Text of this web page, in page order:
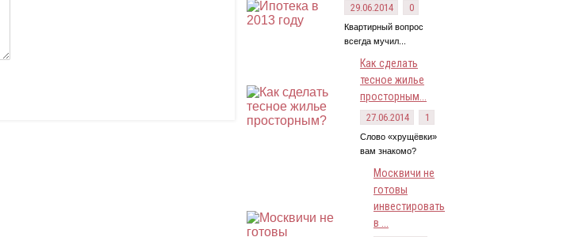
29.06.2014 0
Квартирный вопрос
всегда мучил...
Как сделать
тесное жилье
просторным...
27.06.2014 1
Слово «хрущёвки»
вам знакомо?
Москвичи не
готовы
инвестировать
в ...